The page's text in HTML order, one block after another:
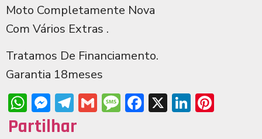
Moto Completamente Nova
Com Vários Extras .
Tratamos De Financiamento.
Garantia 18meses
WhatsApp
Messenger
Telegram
GmailMessage
Facebook
X LinkedIn
Partilhar